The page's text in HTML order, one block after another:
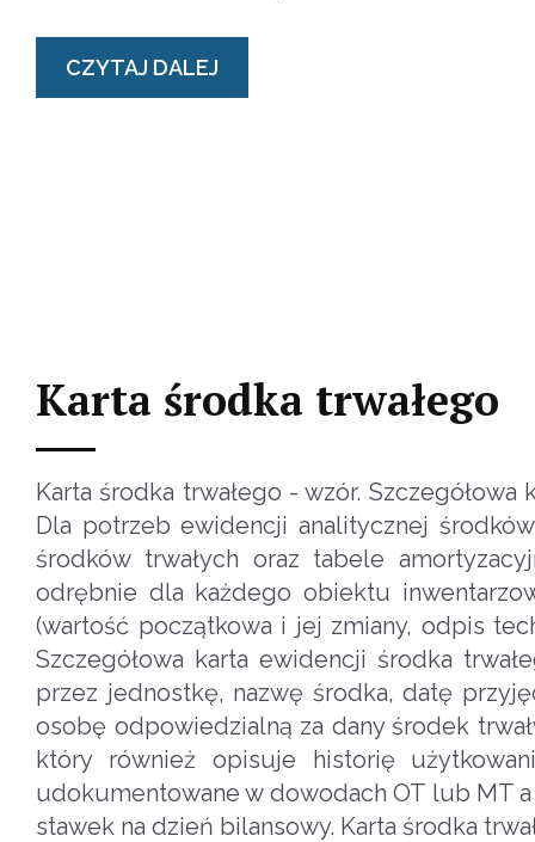
CZYTAJ DALEJ
Karta środka trwałego
Karta środka trwałego - wzór.
Dla potrzeb ewidencji analitycznej
środków trwałych oraz tabele
odrębnie dla każdego obiektu
(wartość początkowa i jej zmiany, odpis
Szczegółowa karta ewidencji środka
przez jednostkę, nazwę środka, datę
osobę odpowiedzialną za dany środek
który również opisuje historię
udokumentowane w dowodach OT lub MT
stawek na dzień bilansowy. Karta środka